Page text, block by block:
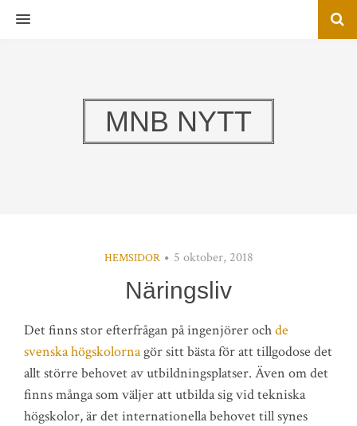
MENU
MNB NYTT
HEMSIDOR 5 oktober, 2018
Näringsliv
Det finns stor efterfrågan på ingenjörer ochde
svenska högskolornagör sitt bästa för att tillgodose det
allt större behovet av utbildningsplatser. Även om det
finns många som väljer att utbilda sig vid tekniska
högskolor, är det internationella behovet till synes